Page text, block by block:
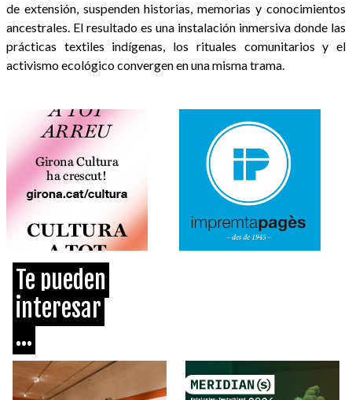
de extensión, suspenden historias, memorias y conocimientos
ancestrales. El resultado es una instalación inmersiva donde las
prácticas textiles indígenas, los rituales comunitarios y el
activismo ecológico convergen en una misma trama.
Te pueden
interesar
...